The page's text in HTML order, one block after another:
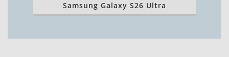
Samsung Galaxy S26 Ultra